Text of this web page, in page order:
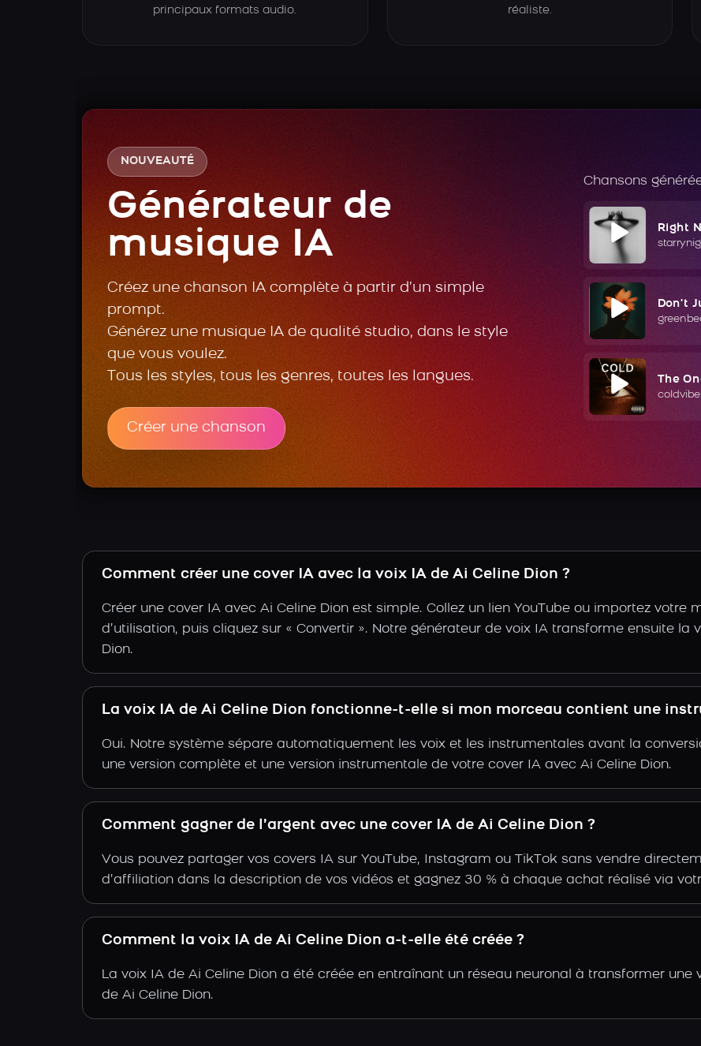
principaux formats audio.
réaliste.
NOUVEAUTÉ
Générateur de
musique IA
Créez une chanson IA complète à partir d’un simple
prompt.
Générez une musique IA de qualité studio, dans le style
que vous voulez.
Tous les styles, tous les genres, toutes les langues.
Créer une chanson
Chansons
Right
Don't
The
Comment créer une cover IA avec la voix IA de Ai Celine Dion ?
Créer une cover IA avec Ai Celine Dion est simple. Collez un lien YouTube ou importez votre
d’utilisation, puis cliquez sur « Convertir ». Notre générateur de voix IA transforme ensuite la
Dion.
La voix IA de Ai Celine Dion fonctionne-t-elle si mon morceau contient une
Oui. Notre système sépare automatiquement les voix et les instrumentales avant la
une version complète et une version instrumentale de votre cover IA avec Ai Celine Dion.
Comment gagner de l’argent avec une cover IA de Ai Celine Dion ?
Vous pouvez partager vos covers IA sur YouTube, Instagram ou TikTok sans vendre
d’affiliation dans la description de vos vidéos et gagnez 30 % à chaque achat réalisé via
Comment la voix IA de Ai Celine Dion a-t-elle été créée ?
La voix IA de Ai Celine Dion a été créée en entraînant un réseau neuronal à transformer une
de Ai Celine Dion.